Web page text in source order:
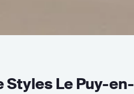
Styles Le Puy-en-